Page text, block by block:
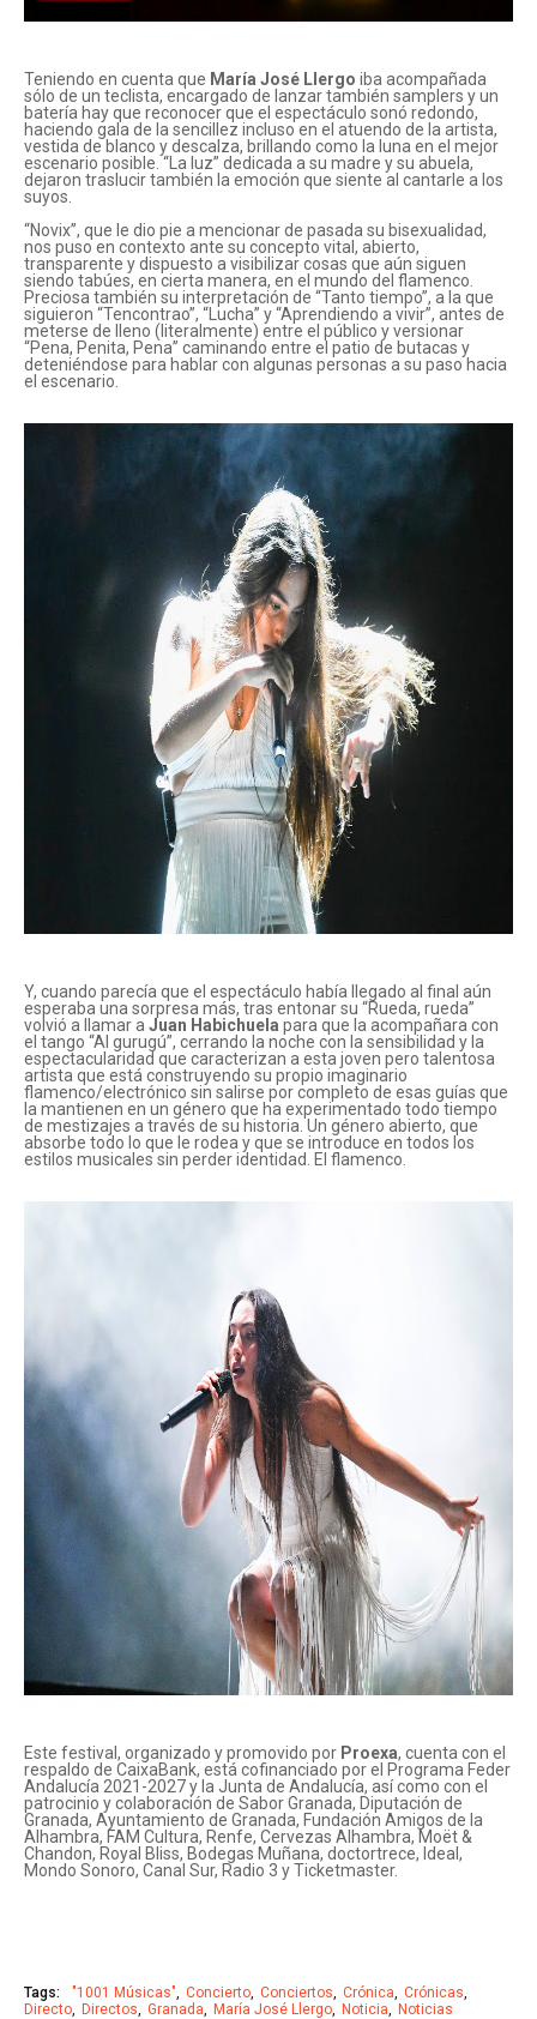
Teniendo en cuenta que María José Llergo iba acompañada
sólo de un teclista, encargado de lanzar también samplers y un
batería hay que reconocer que el espectáculo sonó redondo,
haciendo gala de la sencillez incluso en el atuendo de la artista,
vestida de blanco y descalza, brillando como la luna en el mejor
escenario posible. “La luz” dedicada a su madre y su abuela,
dejaron traslucir también la emoción que siente al cantarle a los
suyos.
“Novix”, que le dio pie a mencionar de pasada su bisexualidad,
nos puso en contexto ante su concepto vital, abierto,
transparente y dispuesto a visibilizar cosas que aún siguen
siendo tabúes, en cierta manera, en el mundo del flamenco.
Preciosa también su interpretación de “Tanto tiempo”, a la que
siguieron “Tencontrao”, “Lucha” y “Aprendiendo a vivir”, antes de
meterse de lleno (literalmente) entre el público y versionar
“Pena, Penita, Pena” caminando entre el patio de butacas y
deteniéndose para hablar con algunas personas a su paso hacia
el escenario.
Y, cuando parecía que el espectáculo había llegado al final aún
esperaba una sorpresa más, tras entonar su “Rueda, rueda”
volvió a llamar aJuan Habichuela para que la acompañara con
el tango “Al gurugú”, cerrando la noche con la sensibilidad y la
espectacularidad que caracterizan a esta joven pero talentosa
artista que está construyendo su propio imaginario
flamenco/electrónico sin salirse por completo de esas guías que
la mantienen en un género que ha experimentado todo tiempo
de mestizajes a través de su historia. Un género abierto, que
absorbe todo lo que le rodea y que se introduce en todos los
estilos musicales sin perder identidad. El flamenco.
Este festival, organizado y promovido por Proexa, cuenta con el
respaldo de CaixaBank, está cofinanciado por el Programa Feder
Andalucía 2021-2027 y la Junta de Andalucía, así como con el
patrocinio y colaboración de Sabor Granada, Diputación de
Granada, Ayuntamiento de Granada, Fundación Amigos de la
Alhambra, FAM Cultura, Renfe, Cervezas Alhambra, Moët &
Chandon, Royal Bliss, Bodegas Muñana, doctortrece, Ideal,
Mondo Sonoro, Canal Sur, Radio 3 y Ticketmaster.
Tags: "1001 Músicas" Concierto Conciertos Crónica
Crónicas
Directo Directos Granada María José Llergo Noticia Noticias